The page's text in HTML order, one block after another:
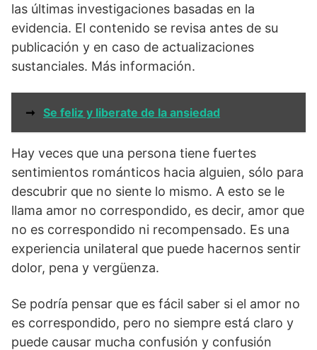
las últimas investigaciones basadas en la
evidencia. El contenido se revisa antes de su
publicación y en caso de actualizaciones
sustanciales. Más información.
➞ Se feliz y liberate de la ansiedad
Hay veces que una persona tiene fuertes
sentimientos románticos hacia alguien, sólo para
descubrir que no siente lo mismo. A esto se le
llama amor no correspondido, es decir, amor que
no es correspondido ni recompensado. Es una
experiencia unilateral que puede hacernos sentir
dolor, pena y vergüenza.
Se podría pensar que es fácil saber si el amor no
es correspondido, pero no siempre está claro y
puede causar mucha confusión y confusión